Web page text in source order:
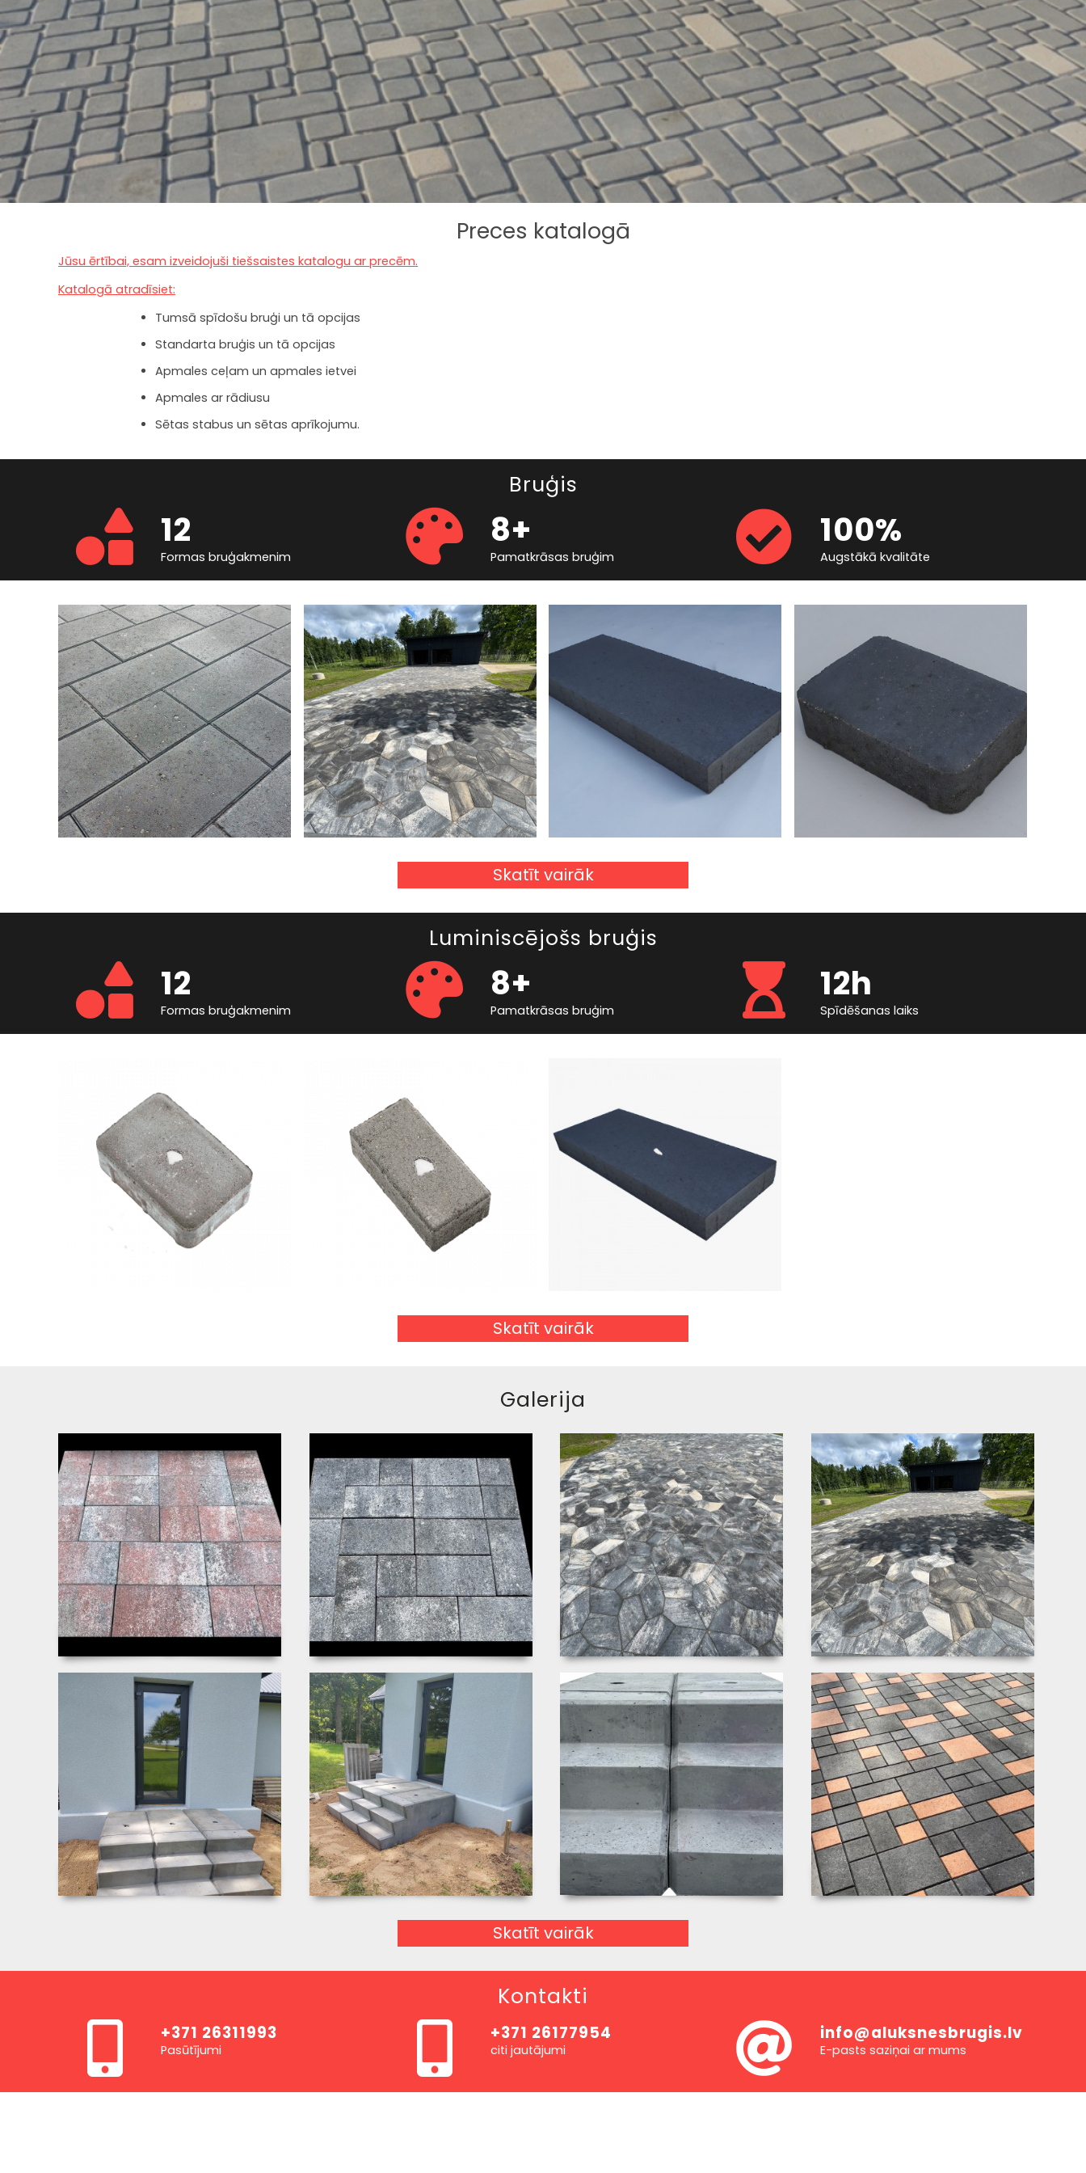
Preces katalogā
Jūsu ērtībai, esam izveidojuši tiešsaistes katalogu ar precēm.
Katalogā atradīsiet:
Tumsā spīdošu bruģi un tā opcijas
Standarta bruģis un tā opcijas
Apmales ceļam un apmales ietvei
Apmales ar rādiusu
Sētas stabus un sētas aprīkojumu.
Bruģis
12
Formas bruģakmenim
8+
Pamatkrāsas bruģim
100%
Augstākā kvalitāte
Skatīt vairāk
Luminiscējošs bruģis
12
Formas bruģakmenim
8+
Pamatkrāsas bruģim
12h
Spīdēšanas laiks
Skatīt vairāk
Galerija
Skatīt vairāk
Kontakti
+371 26311993
Pasūtījumi
+371 26177954
citi jautājumi
info@aluksnesbrugis.lv
E-pasts saziņai ar mums